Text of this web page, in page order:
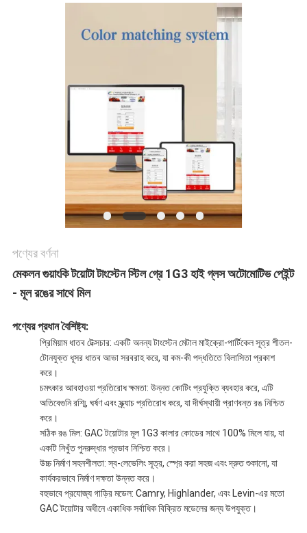
গোপনীয়তা
নীতি
পণ্যের বর্ণনা
মেকলন গুয়াংকি টয়োটা টাংস্টেন স্টিল গ্রে 1G3 হাই গ্লস অটোমোটিভ পেইন্ট
- মূল রঙের সাথে মিল
পণ্যের প্রধান বৈশিষ্ট্য:
প্রিমিয়াম ধাতব টেক্সচার: একটি অনন্য টাংস্টেন মেটাল মাইক্রো-পার্টিকেল সূত্র শীতল-
টোনযুক্ত ধূসর ধাতব আভা সরবরাহ করে, যা কম-কী পদ্ধতিতে বিলাসিতা প্রকাশ
করে।
চমৎকার আবহাওয়া প্রতিরোধ ক্ষমতা: উন্নত কোটিং প্রযুক্তি ব্যবহার করে, এটি
অতিবেগুনি রশ্মি, ঘর্ষণ এবং স্ক্র্যাচ প্রতিরোধ করে, যা দীর্ঘস্থায়ী প্রাণবন্ত রঙ নিশ্চিত
করে।
সঠিক রঙ মিল: GAC টয়োটার মূল 1G3 কালার কোডের সাথে 100% মিলে যায়, যা
একটি নিখুঁত পুনরুদ্ধার প্রভাব নিশ্চিত করে।
উচ্চ নির্মাণ সহনশীলতা: স্ব-লেভেলিং সূত্র, স্প্রে করা সহজ এবং দ্রুত শুকানো, যা
কার্যকরভাবে নির্মাণ দক্ষতা উন্নত করে।
বহুভাবে প্রযোজ্য গাড়ির মডেল: Camry, Highlander, এবং Levin-এর মতো
GAC টয়োটার অধীনে একাধিক সর্বাধিক বিক্রিত মডেলের জন্য উপযুক্ত।